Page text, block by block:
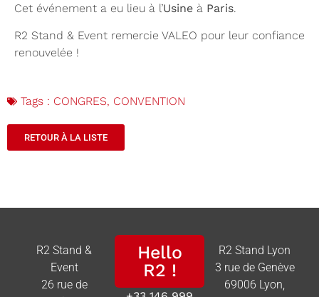
Cet événement a eu lieu à l’Usine à Paris.
R2 Stand & Event remercie VALEO pour leur confiance
renouvelée !
Tags : CONGRES, CONVENTION
RETOUR À LA LISTE
R2 Stand &
Event
26 rue de
Hello
R2 !
R2 Stand Lyon
3 rue de Genève
69006 Lyon,